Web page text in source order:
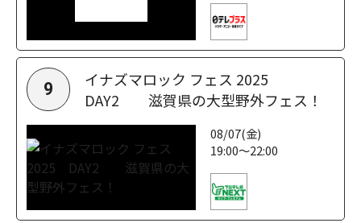
9
イナズマロック フェス 2025
DAY2 滋賀県の大型野外フェス！
08/07(金)
19:00～22:00